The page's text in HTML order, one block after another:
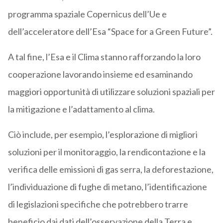
programma spaziale Copernicus dell’Ue e
dell’acceleratore dell’Esa “Space for a Green Future”.
A tal fine, l’Esa e il Clima stanno rafforzando la loro
cooperazione lavorando insieme ed esaminando
maggiori opportunità di utilizzare soluzioni spaziali per
la mitigazione e l’adattamento al clima.
Ciò include, per esempio, l’esplorazione di migliori
soluzioni per il monitoraggio, la rendicontazione e la
verifica delle emissioni di gas serra, la deforestazione,
l’individuazione di fughe di metano, l’identificazione
di legislazioni specifiche che potrebbero trarre